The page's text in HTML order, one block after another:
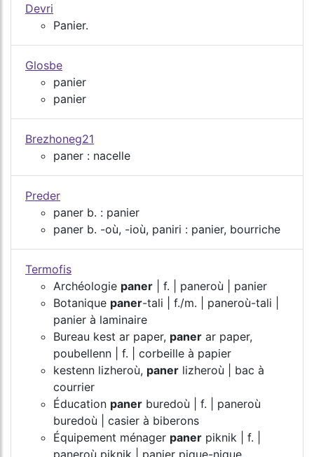
Devri
Panier.
Glosbe
panier
panier
Brezhoneg21
paner : nacelle
Preder
paner b. : panier
paner b. -où, -ioù, paniri : panier, bourriche
Termofis
Archéologie paner | f. | paneroù | panier
Botanique paner-tali | f./m. | paneroù-tali |
panier à laminaire
Bureau kest ar paper, paner ar paper,
poubellenn | f. | corbeille à papier
kestenn lizheroù, paner lizheroù | bac à
courrier
Éducation paner buredoù | f. | paneroù
buredoù | casier à biberons
Équipement ménager paner piknik | f. |
paneroù piknik | panier pique-nique